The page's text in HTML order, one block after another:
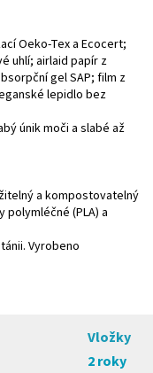
Oeko-Tex a Ecocert;
uhlí; airlaid papír z
gel SAP; film z
lepidlo bez
únik moči a slabé až
a kompostovatelný
(PLA) a
Vyrobeno
Vložky
2 roky